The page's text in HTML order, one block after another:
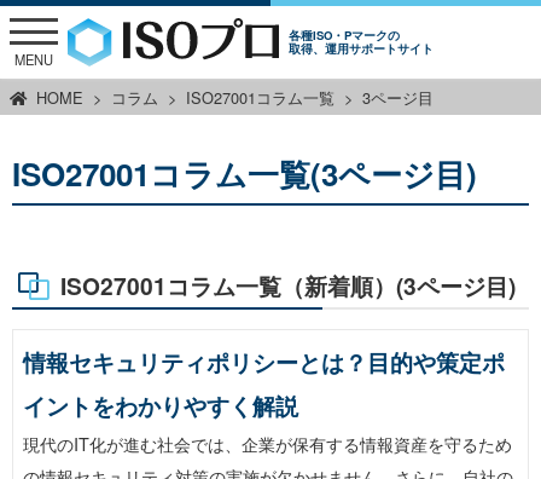
各種ISO・Pマークの
取得、運用サポートサイト
MENU
HOME コラム ISO27001コラム一覧 3ページ目
ISO27001コラム一覧(3ページ目)
ISO27001コラム一覧（新着順）(3ページ目)
情報セキュリティポリシーとは？目的や策定ポ
イントをわかりやすく解説
現代のIT化が進む社会では、企業が保有する情報資産を守るため